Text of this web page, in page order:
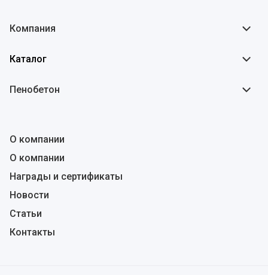
Компания
Каталог
Пенобетон
О компании
О компании
Награды и сертификаты
Новости
Статьи
Контакты